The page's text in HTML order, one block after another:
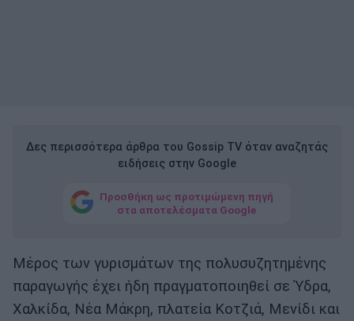
Δες περισσότερα άρθρα του Gossip TV όταν αναζητάς
ειδήσεις στην Google
Προσθήκη ως προτιμώμενη πηγή
στα αποτελέσματα Google
Μέρος των γυρισμάτων της πολυσυζητημένης
παραγωγής έχει ήδη πραγματοποιηθεί σε Ύδρα,
Χαλκίδα, Νέα Μάκρη, πλατεία Κοτζιά, Μενίδι και